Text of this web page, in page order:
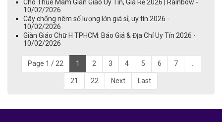
Cho Thuê Mâm Giàn Giáo Uy Tín, Giá Rẻ 2026 | Rainbow -
10/02/2026
Cây chống nêm số lượng lớn giá sỉ, uy tín 2026 -
10/02/2026
Giàn Giáo Chữ H TPHCM: Báo Giá & Địa Chỉ Uy Tín 2026 -
10/02/2026
Page 1 / 22 1 2 3 4 5 6 7
21 22 Next Last